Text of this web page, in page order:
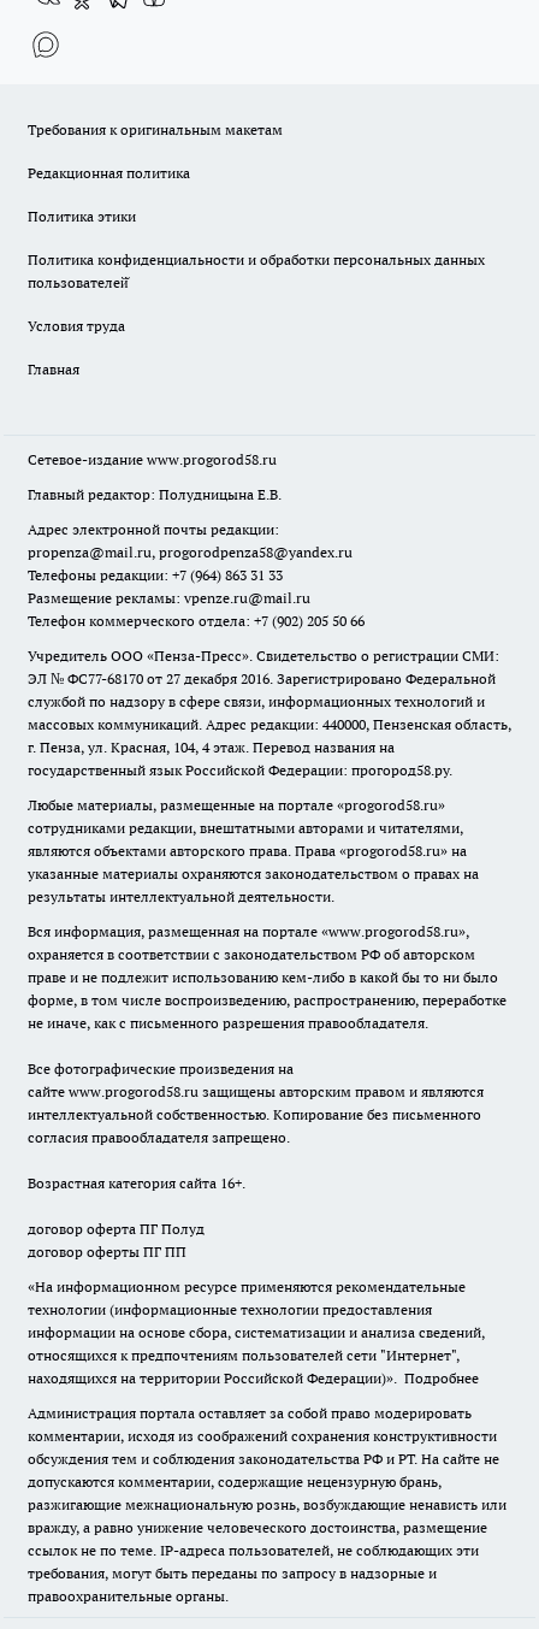
Требования к оригинальным макетам
Редакционная политика
Политика этики
Политика конфиденциальности и обработки персональных данных
пользователей̆
Условия труда
Главная
Сетевое-издание www.progorod58.ru
Главный редактор: Полудницына Е.В.
Адрес электронной почты редакции:
propenza@mail.ru, progorodpenza58@yandex.ru
Телефоны редакции: +7 (964) 863 31 33
Размещение рекламы: vpenze.ru@mail.ru
Телефон коммерческого отдела: +7 (902) 205 50 66
Учредитель ООО «Пенза-Пресс». Свидетельство о регистрации СМИ:
ЭЛ № ФС77-68170 от 27 декабря 2016. Зарегистрировано Федеральной
службой по надзору в сфере связи, информационных технологий и
массовых коммуникаций. Адрес редакции: 440000, Пензенская область,
г. Пенза, ул. Красная, 104, 4 этаж. Перевод названия на
государственный язык Российской Федерации: прогород58.ру.
Любые материалы, размещенные на портале «progorod58.ru»
сотрудниками редакции, внештатными авторами и читателями,
являются объектами авторского права. Права «progorod58.ru» на
указанные материалы охраняются законодательством о правах на
результаты интеллектуальной деятельности.
Вся информация, размещенная на портале «www.progorod58.ru»,
охраняется в соответствии с законодательством РФ об авторском
праве и не подлежит использованию кем-либо в какой бы то ни было
форме, в том числе воспроизведению, распространению, переработке
не иначе, как с письменного разрешения правообладателя.
Все фотографические произведения на
сайте www.progorod58.ru защищены авторским правом и являются
интеллектуальной собственностью. Копирование без письменного
согласия правообладателя запрещено.
Возрастная категория сайта 16+.
договор оферта ПГ Полуд
договор оферты ПГ ПП
«На информационном ресурсе применяются рекомендательные
технологии (информационные технологии предоставления
информации на основе сбора, систематизации и анализа сведений,
относящихся к предпочтениям пользователей сети "Интернет",
находящихся на территории Российской Федерации)». Подробнее
Администрация портала оставляет за собой право модерировать
комментарии, исходя из соображений сохранения конструктивности
обсуждения тем и соблюдения законодательства РФ и РТ. На сайте не
допускаются комментарии, содержащие нецензурную брань,
разжигающие межнациональную рознь, возбуждающие ненависть или
вражду, а равно унижение человеческого достоинства, размещение
ссылок не по теме. IP-адреса пользователей, не соблюдающих эти
требования, могут быть переданы по запросу в надзорные и
правоохранительные органы.